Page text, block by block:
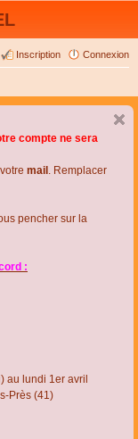
Connexion
Inscription
compte ne sera
mail . Remplacer
pencher sur la
:
au lundi 1er avril
Près (41)